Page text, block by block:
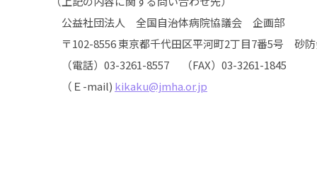
公益社団法人 全国自治体病院協議会 企画部
〒102-8556 東京都千代田区平河町2丁目7番5号 砂
（電話）03-3261-8557 （FAX）03-3261-1845
（Ｅ-mail) kikaku@jmha.or.jp